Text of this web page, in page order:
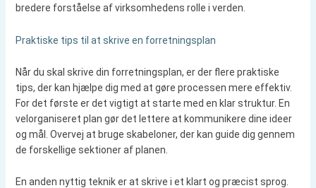
bredere forståelse af virksomhedens rolle i verden.
Praktiske tips til at skrive en forretningsplan
Når du skal skrive din forretningsplan, er der flere praktiske
tips, der kan hjælpe dig med at gøre processen mere effektiv.
For det første er det vigtigt at starte med en klar struktur. En
velorganiseret plan gør det lettere at kommunikere dine ideer
og mål. Overvej at bruge skabeloner, der kan guide dig gennem
de forskellige sektioner af planen.
En anden nyttig teknik er at skrive i et klart og præcist sprog.